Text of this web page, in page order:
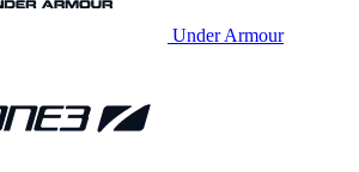
Under Armour